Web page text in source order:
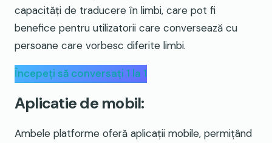
capacități de traducere în limbi, care pot fi
benefice pentru utilizatorii care conversează cu
persoane care vorbesc diferite limbi.
Începeți să conversați 1 la 1
Aplicatie de mobil:
Ambele platforme oferă aplicații mobile, permițând